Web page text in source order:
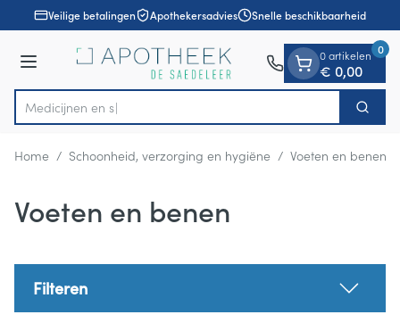
Ga naar de inhoud
1 van 1Veilige betalingen Apothekersadvies Snelle beschikbaarheid
Menu
Product, merk, categorie... Zoek
0 artikelen
€ 0,00
0
Home / Schoonheid, verzorging en hygiëne / Voeten en benen
Voeten en benen
Filteren